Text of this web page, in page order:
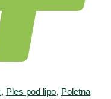
, Ples pod lipo, Poletna